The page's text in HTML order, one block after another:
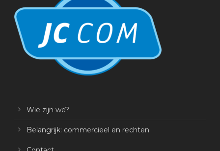
Wie zijn we?
Belangrijk: commercieel en rechten